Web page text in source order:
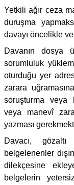
Yetkili ağır ceza
duruşma
davayı öncelikle
Davanın dosya
sorumluluk
oturduğu yer
zarara
soruşturma veya
veya manevî
yazması
Davacı,
belgelenenler
dilekçesine
belgelerin